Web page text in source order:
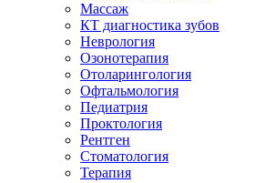
Массаж
КТ диагностика зубов
Неврология
Озонотерапия
Отоларингология
Офтальмология
Педиатрия
Проктология
Рентген
Стоматология
Терапия